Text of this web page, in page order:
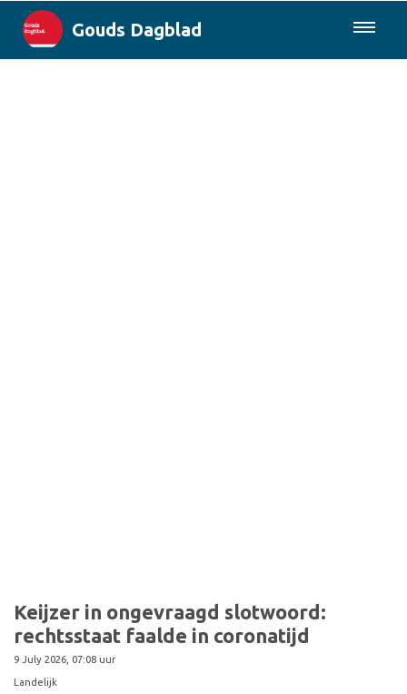
Gouds Dagblad
Keijzer in ongevraagd slotwoord:
rechtsstaat faalde in coronatijd
9 July 2026, 07:08 uur
Landelijk